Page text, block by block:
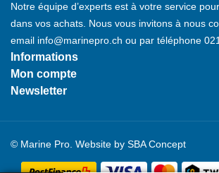
Notre équipe d’experts est à votre service
dans vos achats. Nous vous invitons à nous
email info@marinepro.ch ou par téléphone
Informations
Mon compte
Newsletter
© Marine Pro. Website by SBA Concept